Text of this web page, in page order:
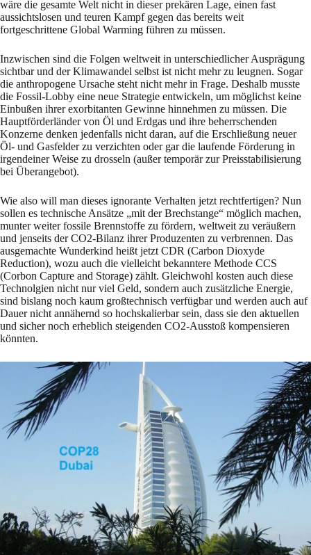
wäre die gesamte Welt nicht in dieser prekären Lage, einen fast
aussichtslosen und teuren Kampf gegen das bereits weit
fortgeschrittene Global Warming führen zu müssen.
Inzwischen sind die Folgen weltweit in unterschiedlicher Ausprägung
sichtbar und der Klimawandel selbst ist nicht mehr zu leugnen. Sogar
die anthropogene Ursache steht nicht mehr in Frage. Deshalb musste
die Fossil-Lobby eine neue Strategie entwickeln, um möglichst keine
Einbußen ihrer exorbitanten Gewinne hinnehmen zu müssen. Die
Hauptförderländer von Öl und Erdgas und ihre beherrschenden
Konzerne denken jedenfalls nicht daran, auf die Erschließung neuer
Öl- und Gasfelder zu verzichten oder gar die laufende Förderung in
irgendeiner Weise zu drosseln (außer temporär zur Preisstabilisierung
bei Überangebot).
Wie also will man dieses ignorante Verhalten jetzt rechtfertigen? Nun
sollen es technische Ansätze „mit der Brechstange“ möglich machen,
munter weiter fossile Brennstoffe zu fördern, weltweit zu veräußern
und jenseits der CO2-Bilanz ihrer Produzenten zu verbrennen. Das
ausgemachte Wunderkind heißt jetzt CDR (Carbon Dioxyde
Reduction), wozu auch die vielleicht bekanntere Methode CCS
(Corbon Capture and Storage) zählt. Gleichwohl kosten auch diese
Technolgien nicht nur viel Geld, sondern auch zusätzliche Energie,
sind bislang noch kaum großtechnisch verfügbar und werden auch auf
Dauer nicht annähernd so hochskalierbar sein, dass sie den aktuellen
und sicher noch erheblich steigenden CO2-Ausstoß kompensieren
könnten.